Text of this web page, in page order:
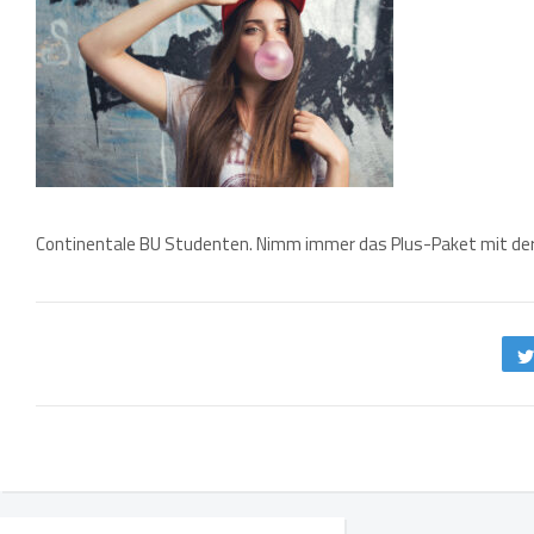
Continentale BU Studenten. Nimm immer das Plus-Paket mit